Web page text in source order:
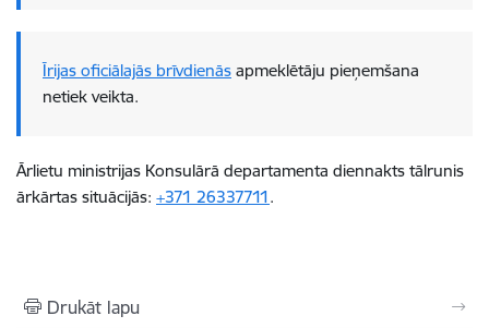
Īrijas oficiālajās brīvdienās apmeklētāju pieņemšana
netiek veikta.
Ārlietu ministrijas Konsulārā departamenta diennakts tālrunis
ārkārtas situācijās: +371 26337711.
Drukāt lapu